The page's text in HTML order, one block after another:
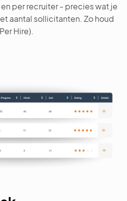
per recruiter - precies wat je
aantal sollicitanten. Zo houd
Hire).